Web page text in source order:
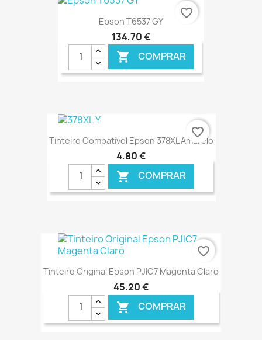
€ ONLINE
Epson T6537 GY
134,70 €
 COMPRAR
€ ONLINE
favorite_border
Tinteiro Compatível Epson 378XL Amarelo
4,80 €
 COMPRAR
€ ONLINE
favorite_border
Tinteiro Original Epson PJIC7 Magenta Claro
45,20 €
 COMPRAR
favorite_border